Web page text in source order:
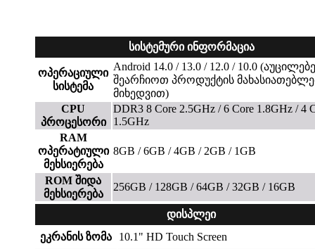
სისტემური ინფორმაცია
ოპერაციული
სისტემა
Android 14.0 / 13.0 / 12.0 / 10.0
შეარჩიოთ პროდუქტის
მიხედვით)
CPU
პროცესორი
DDR3 8 Core 2.5GHz / 6 Core 1.8GHz / 4
1.5GHz
RAM
ოპერატიული
მეხსიერება
8GB / 6GB / 4GB / 2GB / 1GB
ROM შიდა
მეხსიერება
256GB / 128GB / 64GB / 32GB / 16GB
დისპლეი
ეკრანის ზომა
10.1" HD Touch Screen